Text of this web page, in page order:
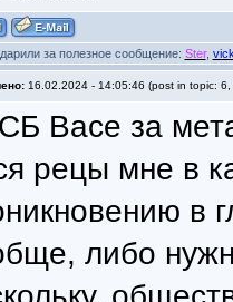
за полезное сообщение: Ster,
16.02.2024 - 14:05:46 (post in topic: 6,
Васе за
рецы мне в
в
либо